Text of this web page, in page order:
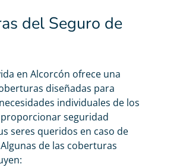
del Seguro de
en Alcorcón ofrece una
diseñadas para
individuales de los
seguridad
seres queridos en caso de
de las coberturas